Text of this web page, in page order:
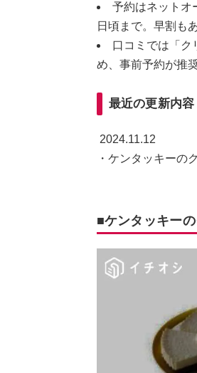
予約はネットオ
日頃まで。早割も
口コミでは「ク
め、事前予約が推
最近の更新内容
2024.11.12
・ケンタッキーの
■ケンタッキー